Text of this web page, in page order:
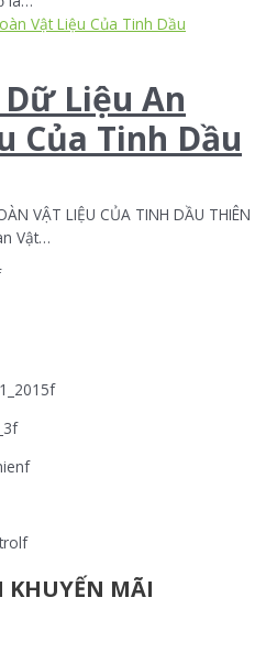
Dữ Liệu An
Của Tinh Dầu
VẬT LIỆU CỦA TINH DẦU THIÊN
Vật…
MÃI